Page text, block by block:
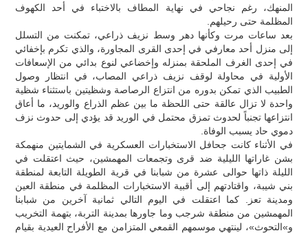
المنهك، رغم نجاحي في نهاية المطاف بالاختباء في أحد الكهوف
المظلمة حتى رحيلهم.
بعد ساعات مرت وكأنها دهر وسط نزيف ذراعي، تمكنت من التسلل
إلى منزل أحد معارفي في إحدى القرى المجاورة، والذي تكرم بإخفائي
في إحدى الغرف الملحقة بمنزله وإخضاعي لنوع بدائي من الإسعافات
الأولية في محاولة لوقف نزيف ذراعي المصاب، في انتظار وصول
الطبيب الذي تمكن بدوره من انتزاع الرصاصة وشظيتين باستثناء شظية
واحدة لا تزال عالقة حتى اللحظة ما بين عظم الذراع والوريد، ما أعاق
انتزاعها تجنباً لحدوث تمزق محتمل في الوريد قد يؤدي إلى حدوث نزف
دموي حاد يسبب الوفاة.
في الأثناء كانت جحافل الاستخبارات العسكرية في الشمايتين منهمكة
بشن غاراتها الليلية ضد قرى وتجمعات المهمشين، حيث اعتقلت في
الليلة ذاتها حوالى عشرة من شبابنا في قرية الطويلة التابعة لمنطقة
بني شيبة، واقتادتهم إلى أقبية الاستخبارات المظلمة في منطقة العين
ومدينة تعز. كما اعتقلت في اليوم التالي ثمانية آخرين من شبابنا
المهمشين من منطقة شرجب وما جاورها بمدينة التربة، بتهمة التخريب
و»التحوث»، لينتهي موسمهم القمعي المتزامن مع الأفراح العيدية بقيام